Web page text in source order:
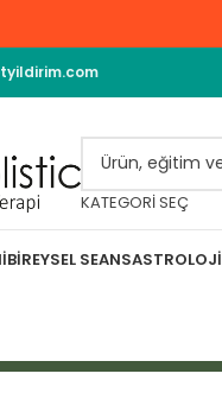
KATEGORI SEÇ
BIREYSEL SEANSASTROLOJI